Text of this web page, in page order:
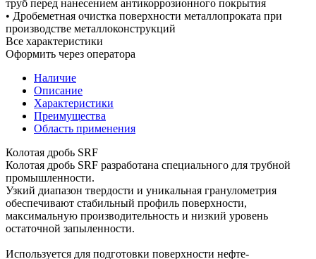
труб перед нанесением антикоррозионного покрытия
• Дробеметная очистка поверхности металлопроката при
производстве металлоконструкций
Все характеристики
Оформить через оператора
Наличие
Описание
Характеристики
Преимущества
Область применения
Колотая дробь SRF
Колотая дробь SRF разработана специального для трубной
промышленности.
Узкий диапазон твердости и уникальная гранулометрия
обеспечивают стабильный профиль поверхности,
максимальную производительность и низкий уровень
остаточной запыленности.
Используется для подготовки поверхности нефте-